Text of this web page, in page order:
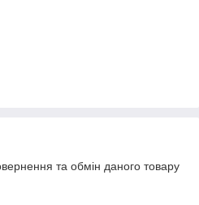
та обмін даного товару